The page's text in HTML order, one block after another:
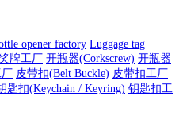
opener factory Luggage tag
牌工厂 开瓶器(Corkscrew) 开瓶器
皮带扣(Belt Buckle) 皮带扣工厂
匙扣(Keychain / Keyring) 钥匙扣工